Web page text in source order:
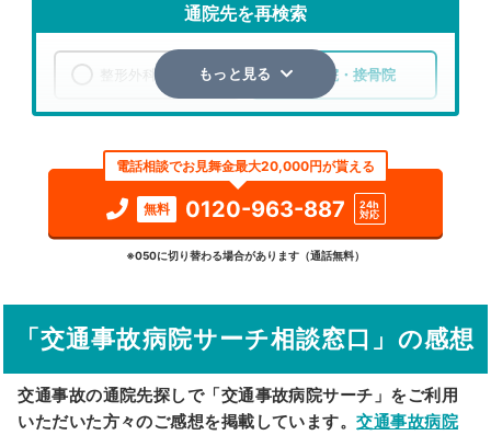
通院先を再検索
整形外科 整骨院・接骨院
検索する
詳細条件で絞り込む
駅から探す 院名から探す
もっと見る
電話相談でお見舞金最大20,000円が貰える
無料 0120-963-887
24h
対応
※050に切り替わる場合があります（通話無料）
「交通事故病院サーチ相談窓口」の感想
交通事故の通院先探しで「交通事故病院サーチ」をご利用
いただいた方々のご感想を掲載しています。交通事故病院